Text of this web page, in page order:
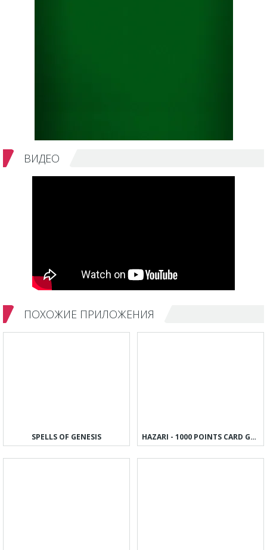
ВИДЕО
ПОХОЖИЕ ПРИЛОЖЕНИЯ
SPELLS OF GENESIS HAZARI - 1000 POINTS CARD GAME